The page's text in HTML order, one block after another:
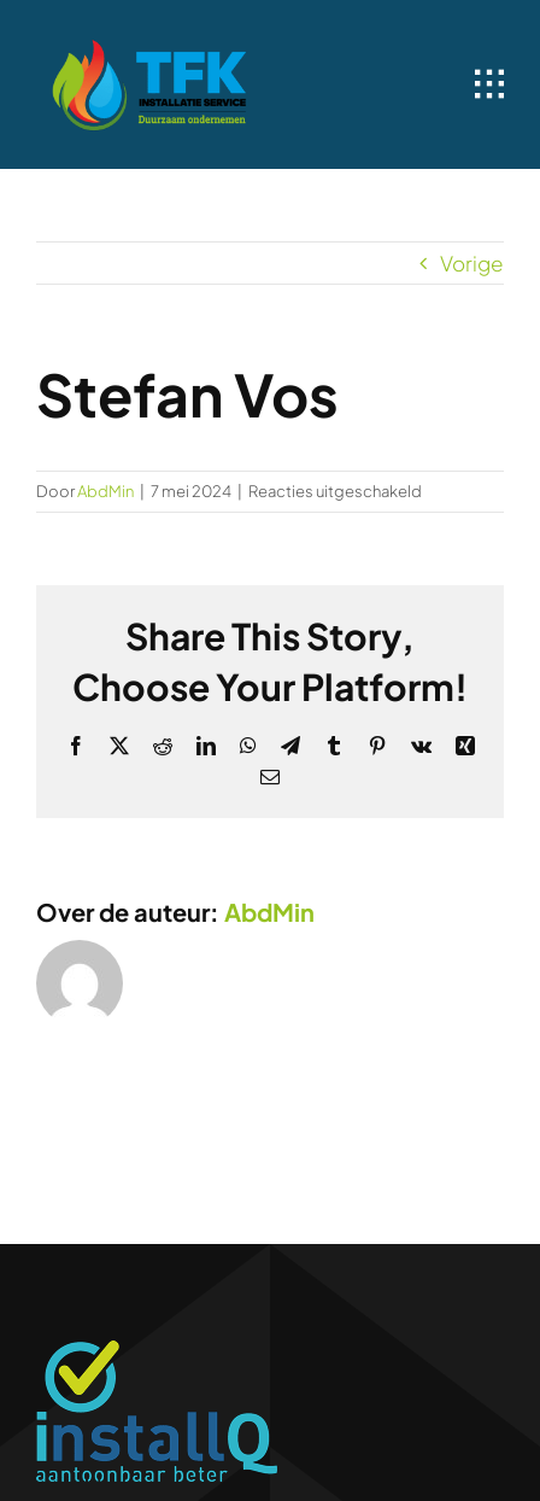
inhoud
Vorige
Stefan Vos
DoorAbdMin 7 mei 2024 Reacties uitgeschakeld
Stefan
Share This Story,
Choose Your Platform!
Facebook
X RedditLinkedInWhatsApp
TelegramTumblrPinterest
Vk
Xing
E-
Over de auteur: AbdMin